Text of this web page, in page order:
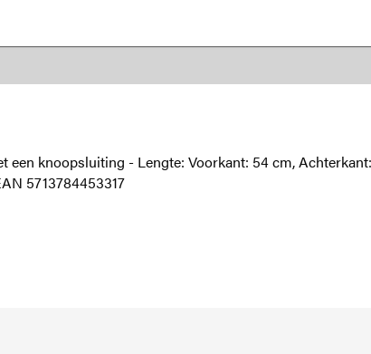
een knoopsluiting - Lengte: Voorkant: 54 cm,
5713784453317